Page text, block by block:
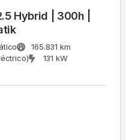
Hybrid | 300h |
165.831 km
131 kW